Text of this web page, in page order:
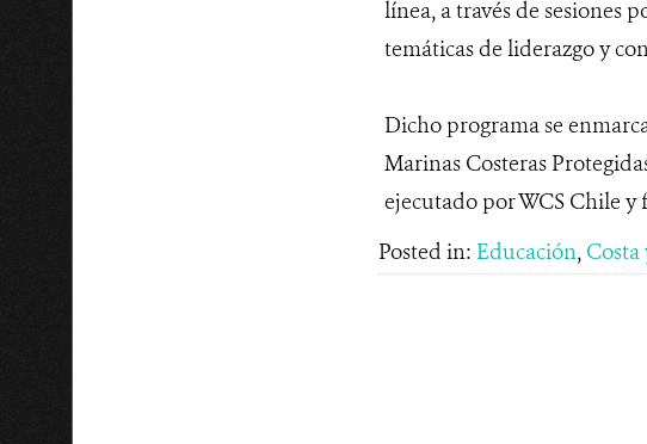
línea, a través de sesiones
temáticas de liderazgo y
Dicho programa se
Marinas Costeras
ejecutado por WCS Chile
Posted in: Educación, Costa